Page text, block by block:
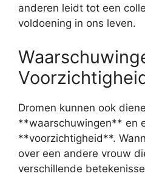
anderen leidt tot een
voldoening in ons leven.
Dromen kunnen ook
**waarschuwingen** en
**voorzichtigheid**.
over een andere vrouw
verschillende